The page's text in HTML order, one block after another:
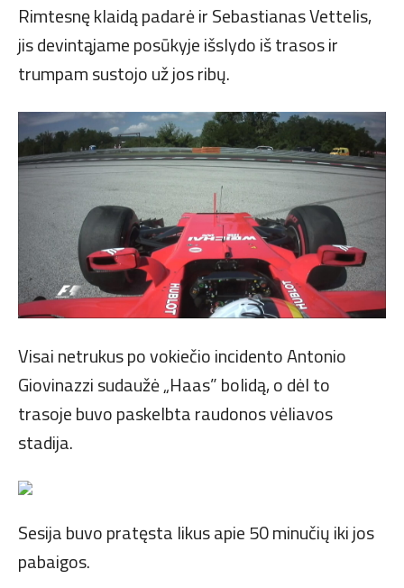
Rimtesnę klaidą padarė ir Sebastianas Vettelis,
jis devintąjame posūkyje išslydo iš trasos ir
trumpam sustojo už jos ribų.
Visai netrukus po vokiečio incidento Antonio
Giovinazzi sudaužė „Haas” bolidą, o dėl to
trasoje buvo paskelbta raudonos vėliavos
stadija.
Sesija buvo pratęsta likus apie 50 minučių iki jos
pabaigos.